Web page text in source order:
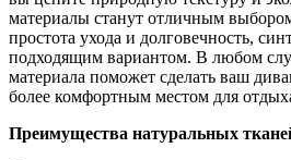
материалы станут отличным
простота ухода и долговечность,
подходящим вариантом. В любом
материала поможет сделать ваш
более комфортным местом для
Преимущества натуральных